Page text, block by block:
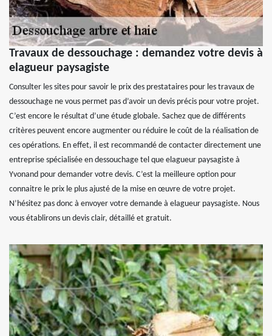
Travaux de dessouchage : demandez votre devis à
elagueur paysagiste
Consulter les sites pour savoir le prix des prestataires pour les travaux de
dessouchage ne vous permet pas d’avoir un devis précis pour votre projet.
C’est encore le résultat d’une étude globale. Sachez que de différents
critères peuvent encore augmenter ou réduire le coût de la réalisation de
ces opérations. En effet, il est recommandé de contacter directement une
entreprise spécialisée en dessouchage tel que elagueur paysagiste à
Yvonand pour demander votre devis. C’est la meilleure option pour
connaitre le prix le plus ajusté de la mise en œuvre de votre projet.
N’hésitez pas donc à envoyer votre demande à elagueur paysagiste. Nous
vous établirons un devis clair, détaillé et gratuit.